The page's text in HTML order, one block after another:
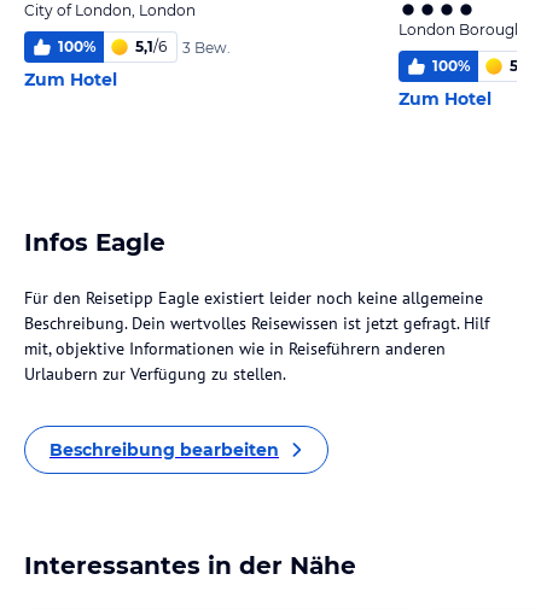
City of London, London
100% 5,1/6 3 Bew.
Zum Hotel
London Borough
100% 5,6
Zum Hotel
Infos Eagle
Für den Reisetipp Eagle existiert leider noch keine allgemeine
Beschreibung. Dein wertvolles Reisewissen ist jetzt gefragt. Hilf
mit, objektive Informationen wie in Reiseführern anderen
Urlaubern zur Verfügung zu stellen.
Beschreibung bearbeiten
Interessantes in der Nähe